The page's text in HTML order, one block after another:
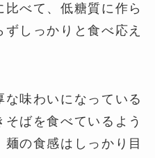
べて、低糖質に作ら
しっかりと食べ応え
味わいになっている
ばを食べているよう
の食感はしっかり目